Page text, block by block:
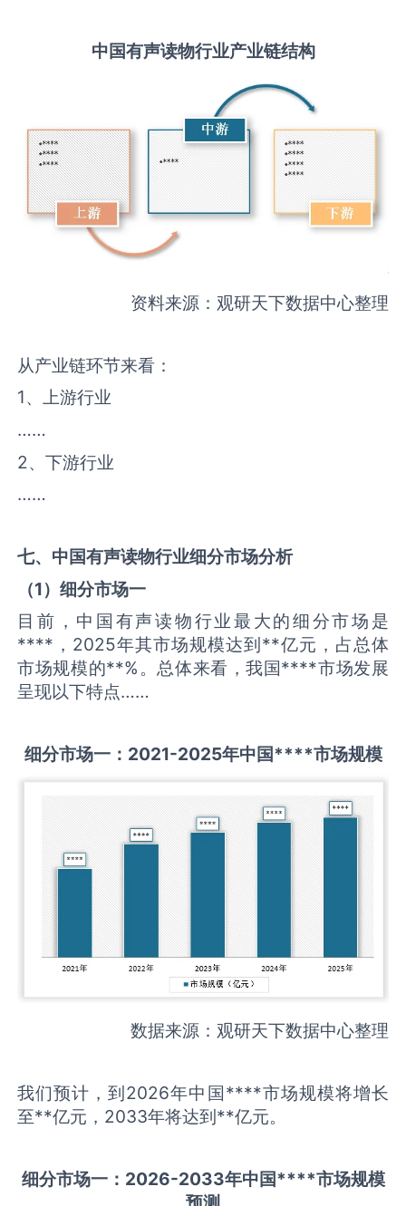
中国有声读物行业产业链结构
资料来源：观研天下数据中心整理
从产业链环节来看：
1、上游行业
……
2、下游行业
……
七、中国有声读物行业细分市场分析
（1）细分市场一
目前，中国有声读物行业最大的细分市场是
****，2025年其市场规模达到**亿元，占总体
市场规模的**%。总体来看，我国****市场发展
呈现以下特点……
细分市场一： 2021-2025年中国****市场规模
数据来源：观研天下数据中心整理
我们预计，到2026年中国****市场规模将增长
至**亿元，2033年将达到**亿元。
细分市场一： 2026-2033年中国****市场规模